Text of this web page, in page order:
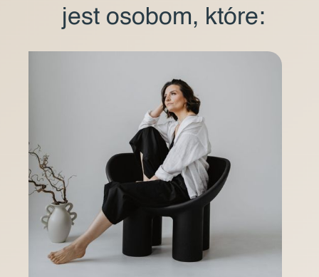
jest osobom, które: